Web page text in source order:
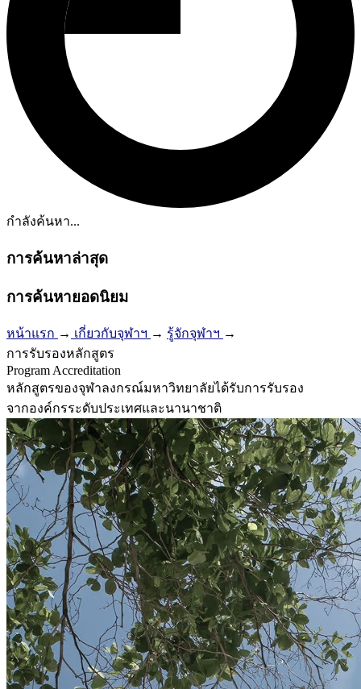
กำลังค้นหา...
การค้นหาล่าสุด
การค้นหายอดนิยม
หน้าแรก → เกี่ยวกับจุฬาฯ → รู้จักจุฬาฯ →
การรับรองหลักสูตร
Program Accreditation
หลักสูตรของจุฬาลงกรณ์มหาวิทยาลัยได้รับการรับรอง
จากองค์กรระดับประเทศและนานาชาติ